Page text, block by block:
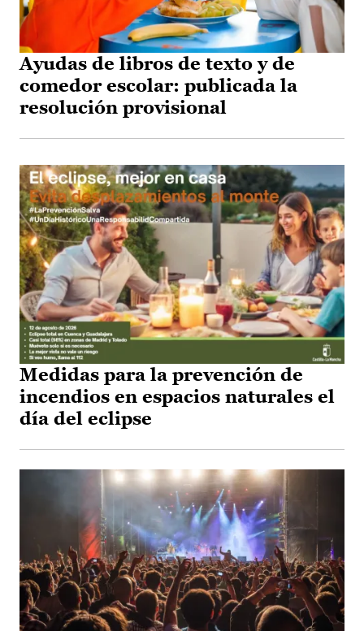
Ayudas de libros de texto y de
comedor escolar: publicada la
resolución provisional
Medidas para la prevención de
incendios en espacios naturales el
día del eclipse